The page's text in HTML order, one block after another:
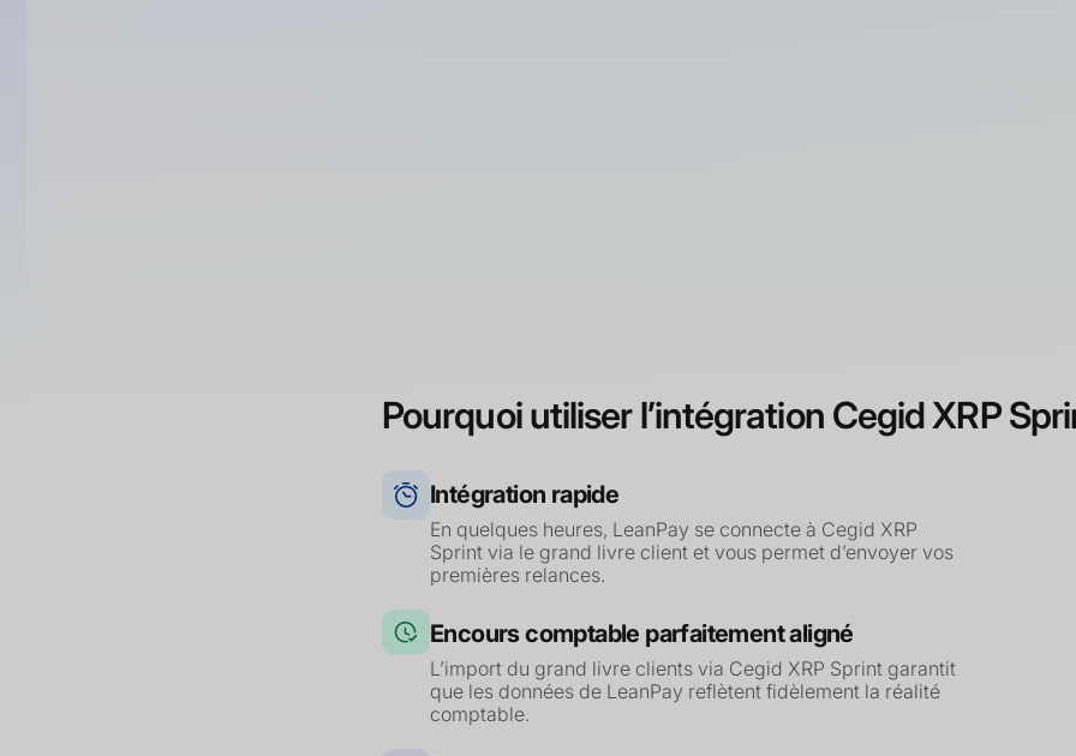
Pourquoi utiliser l’intégration Cegid XRP
Intégration rapide
En quelques heures, LeanPay se connecte à Cegid XRP
Sprint via le grand livre client et vous permet d’envoyer vos
premières relances.
Encours comptable parfaitement aligné
L’import du grand livre clients via Cegid XRP Sprint garantit
que les données de LeanPay reflètent fidèlement la réalité
comptable.